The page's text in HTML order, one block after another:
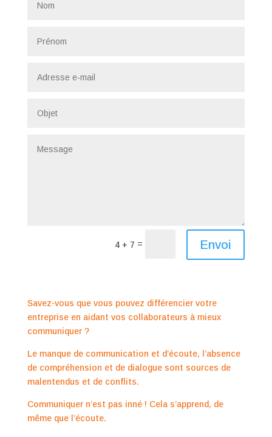
4 + 7 = Envoi
Savez-vous que vous pouvez différencier votre
entreprise en aidant vos collaborateurs à mieux
communiquer ?
Le manque de communication et d’écoute, l’absence
de compréhension et de dialogue sont sources de
malentendus et de conflits.
Communiquer n’est pas inné ! Cela s’apprend, de
même que l’écoute.